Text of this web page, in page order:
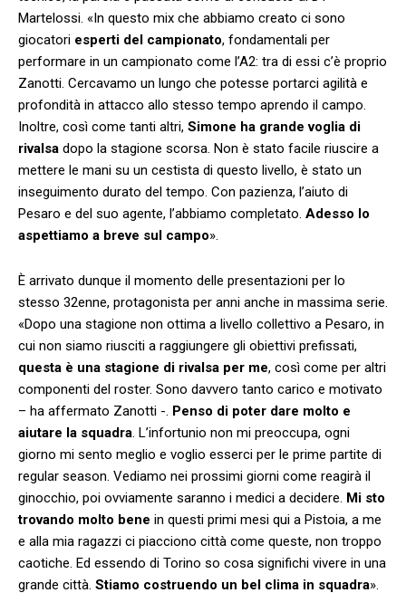
Martelossi. «In questo mix che abbiamo creato ci sono
giocatori esperti del campionato, fondamentali per
performare in un campionato come l’A2: tra di essi c’è proprio
Zanotti. Cercavamo un lungo che potesse portarci agilità e
profondità in attacco allo stesso tempo aprendo il campo.
Inoltre, così come tanti altri, Simone ha grande voglia di
rivalsa dopo la stagione scorsa. Non è stato facile riuscire a
mettere le mani su un cestista di questo livello, è stato un
inseguimento durato del tempo. Con pazienza, l’aiuto di
Pesaro e del suo agente, l’abbiamo completato. Adesso lo
aspettiamo a breve sul campo».
È arrivato dunque il momento delle presentazioni per lo
stesso 32enne, protagonista per anni anche in massima serie.
«Dopo una stagione non ottima a livello collettivo a Pesaro, in
cui non siamo riusciti a raggiungere gli obiettivi prefissati,
questa è una stagione di rivalsa per me, così come per altri
componenti del roster. Sono davvero tanto carico e motivato
– ha affermato Zanotti -. Penso di poter dare molto e
aiutare la squadra. L’infortunio non mi preoccupa, ogni
giorno mi sento meglio e voglio esserci per le prime partite di
regular season. Vediamo nei prossimi giorni come reagirà il
ginocchio, poi ovviamente saranno i medici a decidere. Mi sto
trovando molto bene in questi primi mesi qui a Pistoia, a me
e alla mia ragazzi ci piacciono città come queste, non troppo
caotiche. Ed essendo di Torino so cosa significhi vivere in una
grande città. Stiamo costruendo un bel clima in squadra».